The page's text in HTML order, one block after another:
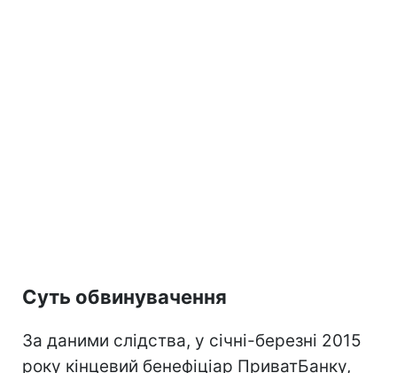
Суть обвинувачення
За даними слідства, у січні-березні 2015
року кінцевий бенефіціар ПриватБанку,